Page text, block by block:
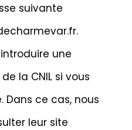
suivante
une
la CNIL si vous
Dans ce cas, nous
leur site